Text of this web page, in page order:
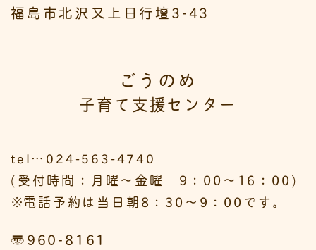
福島市北沢又上日行壇3-43
ごうのめ
子育て支援センター
tel…024-563-4740
(受付時間：月曜～金曜 9：00～16：00)
※電話予約は当日朝8：30～9：00です。
〒960-8161